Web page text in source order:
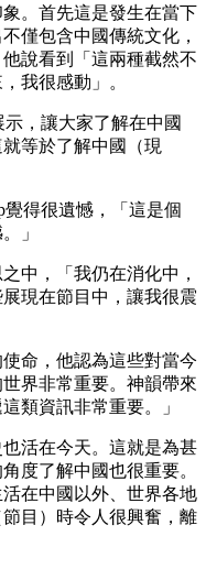
。首先這是發生在當下
僅包含中國傳統文化，
說看到「這兩種截然不
我很感動」。
，讓大家了解在中國
等於了解中國（現
覺得很遺憾，「這是個
」
中，「我仍在消化中，
現在節目中，讓我很震
命，他認為這些對當今
界非常重要。神韻帶來
類資訊非常重要。」
活在今天。這就是為甚
度了解中國也很重要。
在中國以外、世界各地
目）時令人很興奮，離